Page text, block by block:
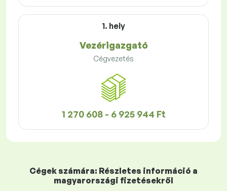
1. hely
Vezérigazgató
Cégvezetés
1 270 608 - 6 925 944 Ft
Cégek számára: Részletes információ a
magyarországi fizetésekről